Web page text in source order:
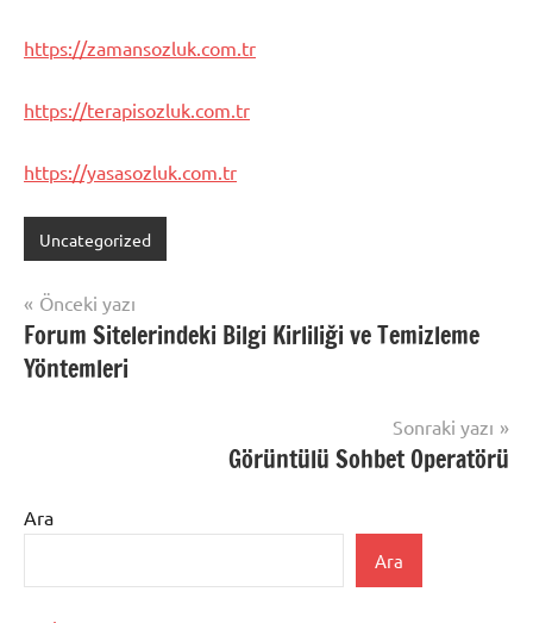
https://zamansozluk.com.tr
https://terapisozluk.com.tr
https://yasasozluk.com.tr
Uncategorized
Yazı
gezinmesi
Önceki yazı
Forum Sitelerindeki Bilgi Kirliliği ve Temizleme
Yöntemleri
Sonraki yazı
Görüntülü Sohbet Operatörü
Ara
Ara